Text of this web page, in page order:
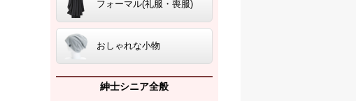
フォーマル(礼服・喪服)
おしゃれな小物
紳士シニア全般